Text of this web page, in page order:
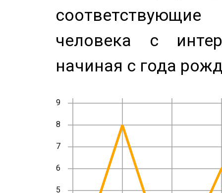
человека с
начиная с года